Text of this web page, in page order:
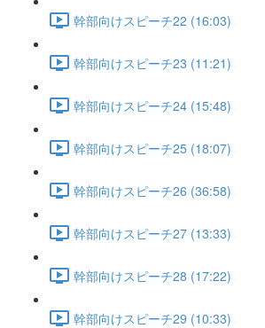
幹部向けスピーチ22 (16:03)
幹部向けスピーチ23 (11:21)
幹部向けスピーチ24 (15:48)
幹部向けスピーチ25 (18:07)
幹部向けスピーチ26 (36:58)
幹部向けスピーチ27 (13:33)
幹部向けスピーチ28 (17:22)
幹部向けスピーチ29 (10:33)